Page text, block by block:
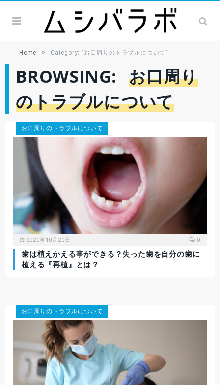
Home » Category: "お口周りのトラブルについて"
BROWSING: お口周り
のトラブルについて
お口周りのトラブルについて
2020年10月20日 0
歯は植えかえる事ができる？失った歯を自分の歯に
植える『再植』とは？
お口周りのトラブルについて